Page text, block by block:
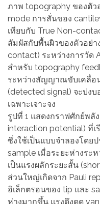
ภาพ topography ของตัว
mode การสั่นของ
เทียบกับ True Non-
สัมผัสกับพื้นผิวของตัวอย่า
contact) ระหว่างการวั
สำหรับ topography
ระหว่างสัญญาณขับเคลื่อ
(detected signal) จะบ่ง
เฉพาะเจาะจง
รูปที่ 1 แสดงกราฟศักย์พลั
interaction potential) ที่เ
ซึ่งใช้เป็นแบบจำลองโดย
sample เมื่อระยะห่างระ
เป็นแรงผลักระยะสั้น
ส่วนใหญ่เกิดจาก Pauli
อิเล็กตรอนของ tip และ
ห่างมากขึ้น แรงดึงดูด